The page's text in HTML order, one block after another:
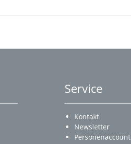
Service
Kontakt
Newsletter
Personenaccount